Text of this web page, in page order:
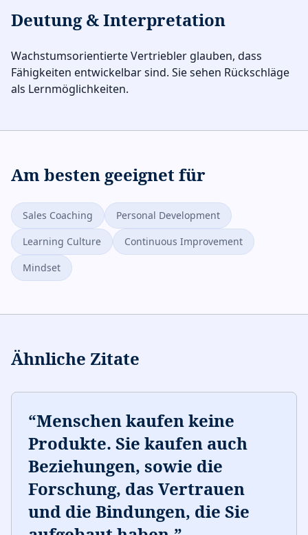
Deutung & Interpretation
Wachstumsorientierte Vertriebler glauben, dass
Fähigkeiten entwickelbar sind. Sie sehen Rückschläge
als Lernmöglichkeiten.
Am besten geeignet für
Sales Coaching
Personal Development
Learning Culture
Continuous Improvement
Mindset
Ähnliche Zitate
“Menschen kaufen keine
Produkte. Sie kaufen auch
Beziehungen, sowie die
Forschung, das Vertrauen
und die Bindungen, die Sie